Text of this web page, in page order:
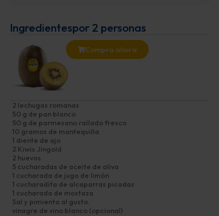
Ingredientespor 2 personas
Compra ahora
2 lechugas romanas
50 g de pan blanco
50 g de parmesano rallado fresco
10 gramos de mantequilla
1 diente de ajo
2 Kiwis Jingold
2 huevos
5 cucharadas de aceite de oliva
1 cucharada de jugo de limón
1 cucharadita de alcaparras picadas
1 cucharada de mostaza
Sal y pimienta al gusto.
vinagre de vino blanco (opcional)